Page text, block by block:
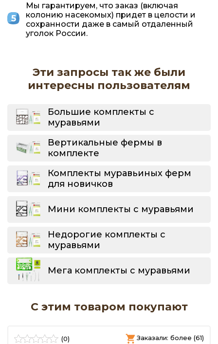
Мы гарантируем, что заказ (включая
колонию насекомых) придет в целости и
сохранности даже в самый отдаленный
уголок России.
Эти запросы так же были
интересны пользователям
Большие комплекты с
муравьями
Вертикальные фермы в
комплекте
Комплекты муравьиных ферм
для новичков
Мини комплекты с муравьями
Недорогие комплекты с
муравьями
Мега комплекты с муравьями
С этим товаром покупают
(0) Заказали: более (61)